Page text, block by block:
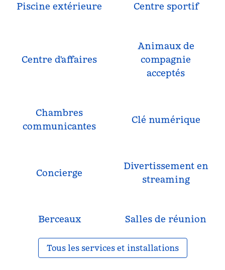
Piscine extérieure Centre sportif
Centre d'affaires
Animaux de
compagnie
acceptés
Chambres
communicantes
Clé numérique
Concierge
Divertissement en
streaming
Berceaux Salles de réunion
Tous les services et installations